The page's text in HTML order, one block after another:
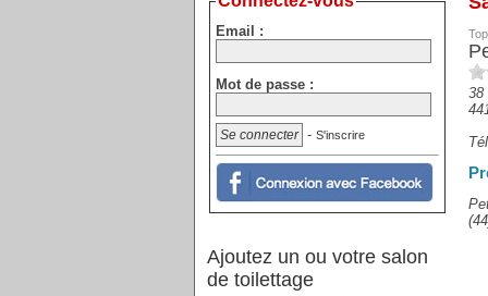
38
Email :
Mot de passe :
- S'inscrire
Ajoutez un ou votre salon
de toilettage